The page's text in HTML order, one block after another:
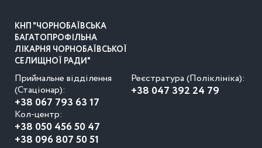
КНП "ЧОРНОБАЇВСЬКА
БАГАТОПРОФІЛЬНА
ЛІКАРНЯ ЧОРНОБАЇВСЬКОЇ
СЕЛИЩНОЇ РАДИ"
Приймальне відділення
(Стаціонар):
+38 067 793 63 17
Реєстратура (Поліклініка):
+38 047 392 24 79
Кол-центр:
+38 050 456 50 47
+38 096 807 50 51